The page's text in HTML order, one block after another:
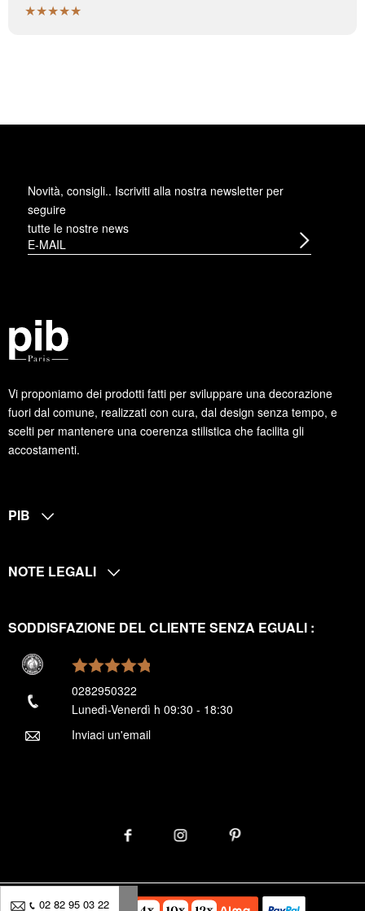
★★★★★
Vi proponiamo dei prodotti fatti per sviluppare una decorazione
fuori dal comune, realizzati con cura, dal design senza tempo, e
scelti per mantenere una coerenza stilistica che facilita gli
accostamenti.
Novità, consigli.. Iscriviti alla nostra newsletter per
seguire
tutte le nostre news
PIB
NOTE LEGALI
SODDISFAZIONE DEL CLIENTE SENZA EGUALI :
0282950322
Lunedì-Venerdì h 09:30 - 18:30
Inviaci un'email
02 82 95 03 22